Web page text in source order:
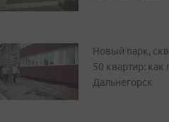
Новый парк,
50 квартир: как
Дальнегорск